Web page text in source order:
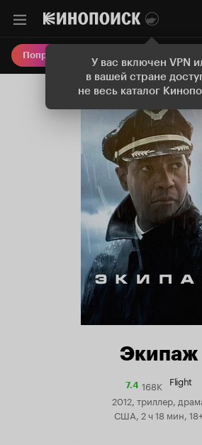
У вас включен VPN
в вашей стране
не весь каталог
Попробовать Плюс Онлайн-
Экипаж
7.4Рейтинг
Кинопоиска
7.4
168K Flight
2012, триллер,
США, 2 ч 18 мин,